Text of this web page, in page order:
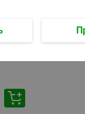
с
ТОФУ